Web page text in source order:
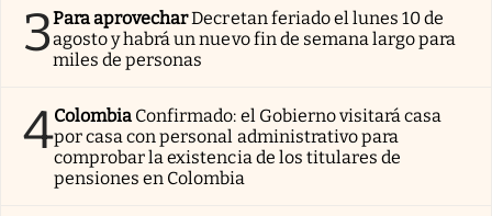
3Para aprovecharDecretan feriado el lunes 10 de
agosto y habrá un nuevo fin de semana largo para
miles de personas
4Colombia Confirmado: el Gobierno visitará casa
por casa con personal administrativo para
comprobar la existencia de los titulares de
pensiones en Colombia